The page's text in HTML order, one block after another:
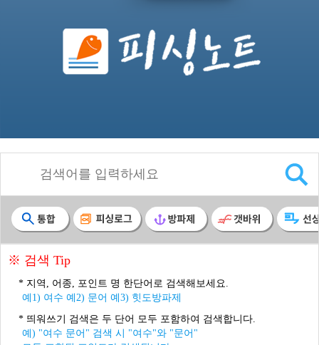
※ 검색 Tip
* 지역, 어종, 포인트 명 한단어로 검색해보세요.
예1) 여수 예2) 문어 예3) 힛도방파제
* 띄워쓰기 검색은 두 단어 모두 포함하여 검색합니다.
예) "여수 문어" 검색 시 "여수"와 "문어"